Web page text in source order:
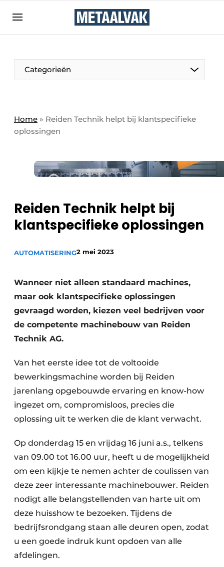
Bedrijven
Contact
Eigen content aanleveren
Evenement aanmelden
Meest gelezen
Podcasts
Privacy / Cookie statement
Vacature aanmelden
Vacatures
Categorieën
Home » Reiden Technik helpt bij klantspecifieke
oplossingen
Reiden Technik helpt bij
klantspecifieke oplossingen
AUTOMATISERING2 mei 2023
Wanneer niet alleen standaard machines,
maar ook klantspecifieke oplossingen
gevraagd worden, kiezen veel bedrijven voor
de competente machinebouw van Reiden
Technik AG.
Van het eerste idee tot de voltooide
bewerkingsmachine worden bij Reiden
jarenlang opgebouwde ervaring en know-how
ingezet om, compromisloos, precies die
oplossing uit te werken die de klant verwacht.
Op donderdag 15 en vrijdag 16 juni a.s., telkens
van 09.00 tot 16.00 uur, heeft u de mogelijkheid
om een kijkje te nemen achter de coulissen van
deze zeer interessante machinebouwer. Reiden
nodigt alle belangstellenden van harte uit om
deze huisshow te bezoeken. Tijdens de
bedrijfsrondgang staan alle deuren open, zodat
u een goede indruk kunt opdoen van alle
afdelingen.